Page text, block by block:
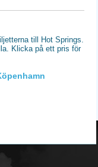
till Hot Springs.
Klicka på ett pris för